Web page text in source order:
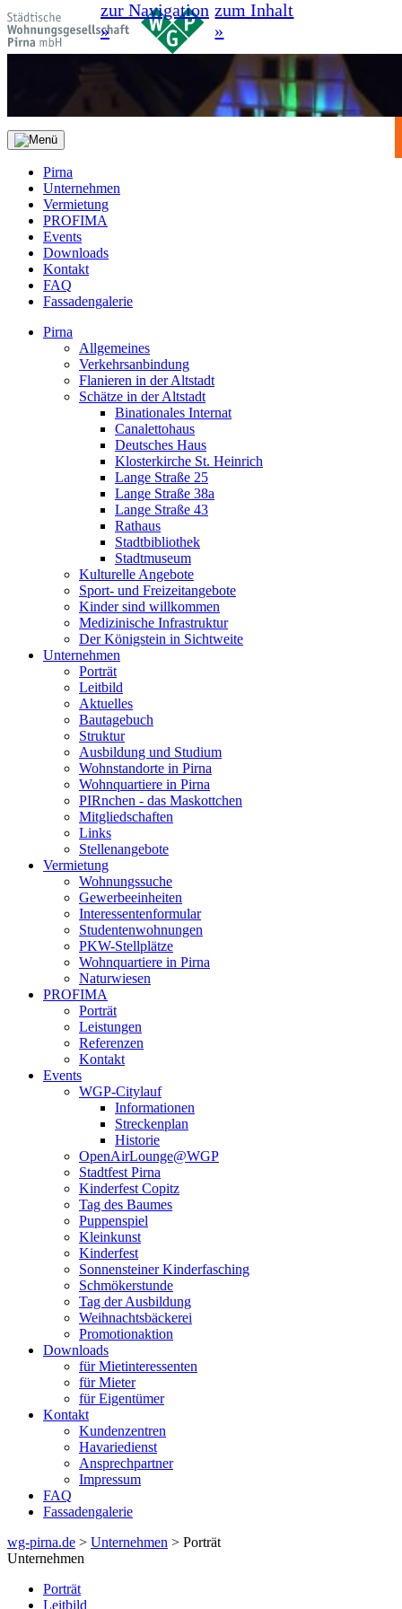
zur Navigation
»
zum Inhalt
»
Pirna
Unternehmen
Vermietung
PROFIMA
Events
Downloads
Kontakt
FAQ
Fassadengalerie
Pirna
Allgemeines
Verkehrsanbindung
Flanieren in der Altstadt
Schätze in der Altstadt
Binationales Internat
Canalettohaus
Deutsches Haus
Klosterkirche St. Heinrich
Lange Straße 25
Lange Straße 38a
Lange Straße 43
Rathaus
Stadtbibliothek
Stadtmuseum
Kulturelle Angebote
Sport- und Freizeitangebote
Kinder sind willkommen
Medizinische Infrastruktur
Der Königstein in Sichtweite
Unternehmen
Porträt
Leitbild
Aktuelles
Bautagebuch
Struktur
Ausbildung und Studium
Wohnstandorte in Pirna
Wohnquartiere in Pirna
PIRnchen - das Maskottchen
Mitgliedschaften
Links
Stellenangebote
Vermietung
Wohnungssuche
Gewerbeeinheiten
Interessentenformular
Studentenwohnungen
PKW-Stellplätze
Wohnquartiere in Pirna
Naturwiesen
PROFIMA
Porträt
Leistungen
Referenzen
Kontakt
Events
WGP-Citylauf
Informationen
Streckenplan
Historie
OpenAirLounge@WGP
Stadtfest Pirna
Kinderfest Copitz
Tag des Baumes
Puppenspiel
Kleinkunst
Kinderfest
Sonnensteiner Kinderfasching
Schmökerstunde
Tag der Ausbildung
Weihnachtsbäckerei
Promotionaktion
Downloads
für Mietinteressenten
für Mieter
für Eigentümer
Kontakt
Kundenzentren
Havariedienst
Ansprechpartner
Impressum
FAQ
Fassadengalerie
wg-pirna.de > Unternehmen > Porträt
Unternehmen
Porträt
Leitbild